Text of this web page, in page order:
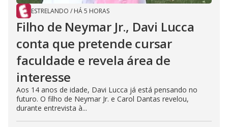
ESTRELANDO / HÁ 5 HORAS
Filho de Neymar Jr., Davi Lucca
conta que pretende cursar
faculdade e revela área de
interesse
Aos 14 anos de idade, Davi Lucca já está pensando no
futuro. O filho de Neymar Jr. e Carol Dantas revelou,
durante entrevista à...